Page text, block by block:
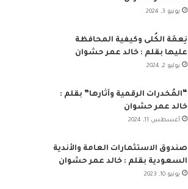
يونيو 3, 2024
نِعمَة الكُلى وكيفية المحافظة
عليها بقلم : خالد عمر حشوان
يوليو 2, 2024
“المُخدرات الرقمية وآثارها” بقلم :
خالد عمر حشوان
أغسطس 11, 2024
صندوق الاستثمارات العامة والأندية
السعودية بقلم : خالد عمر حشوان
يونيو 10, 2023